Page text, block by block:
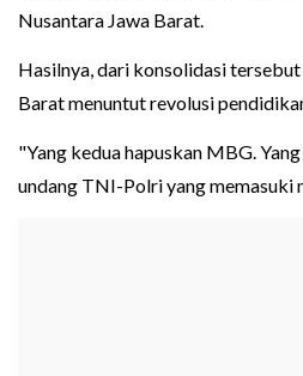
Nusantara Jawa Barat.
Hasilnya, dari konsolidasi
Barat menuntut revolusi
"Yang kedua hapuskan MBG.
undang TNI-Polri yang memasuki